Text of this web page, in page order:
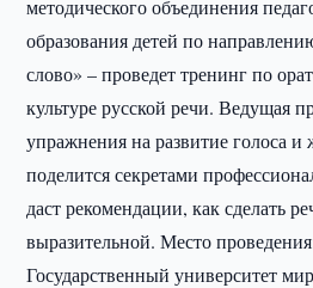
методического объединения
образования детей по
слово» – проведет тренинг по
культуре русской речи. Ведущая
упражнения на развитие голоса и
поделится секретами
даст рекомендации, как сделать
выразительной. Место
Государственный университет